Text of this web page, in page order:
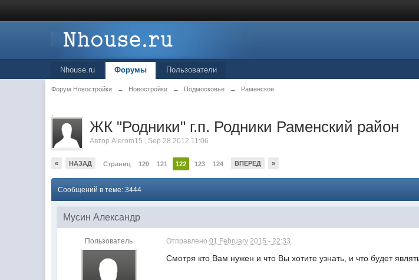
Nhouse.ru Форумы Пользователи
Форум Новостройки → Новостройки → Подмосковье → Раменское
.
ЖК "Родники" г.п. Родники Раменский район
АвторAlerom15 , Sep 28 2012 11:06
« НАЗАД Страниц 120 121 122 123 124 ВПЕРЕД »
Сообщений в теме: 3444
Мусин Александр
Пользователь Отправлено01 February 2015 - 22:33
Смотря кто Вам нужен и что Вы хотите узнать, и что будет